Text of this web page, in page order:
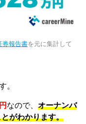
券報告書を元に集計して
。
なので、 オーナンバ
がわかります。